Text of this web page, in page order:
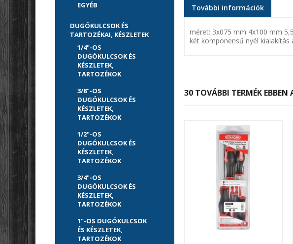
EGYÉB
DUGÓKULCSOK ÉS
TARTOZÉKAI, KÉSZLETEK
1/4"-OS
DUGÓKULCSOK ÉS
KÉSZLETEK,
TARTOZÉKOK
3/8"-OS
DUGÓKULCSOK ÉS
KÉSZLETEK,
TARTOZÉKOK
1/2"-OS
DUGÓKULCSOK ÉS
KÉSZLETEK,
TARTOZÉKOK
3/4"-OS
DUGÓKULCSOK ÉS
KÉSZLETEK,
TARTOZÉKOK
1"-OS DUGÓKULCSOK
ÉS KÉSZLETEK,
TARTOZÉKOK
További információk
méret: 3x075 mm 4x100 mm
két komponensű nyél kialakítás
30 TOVÁBBI TERMÉK EBBEN